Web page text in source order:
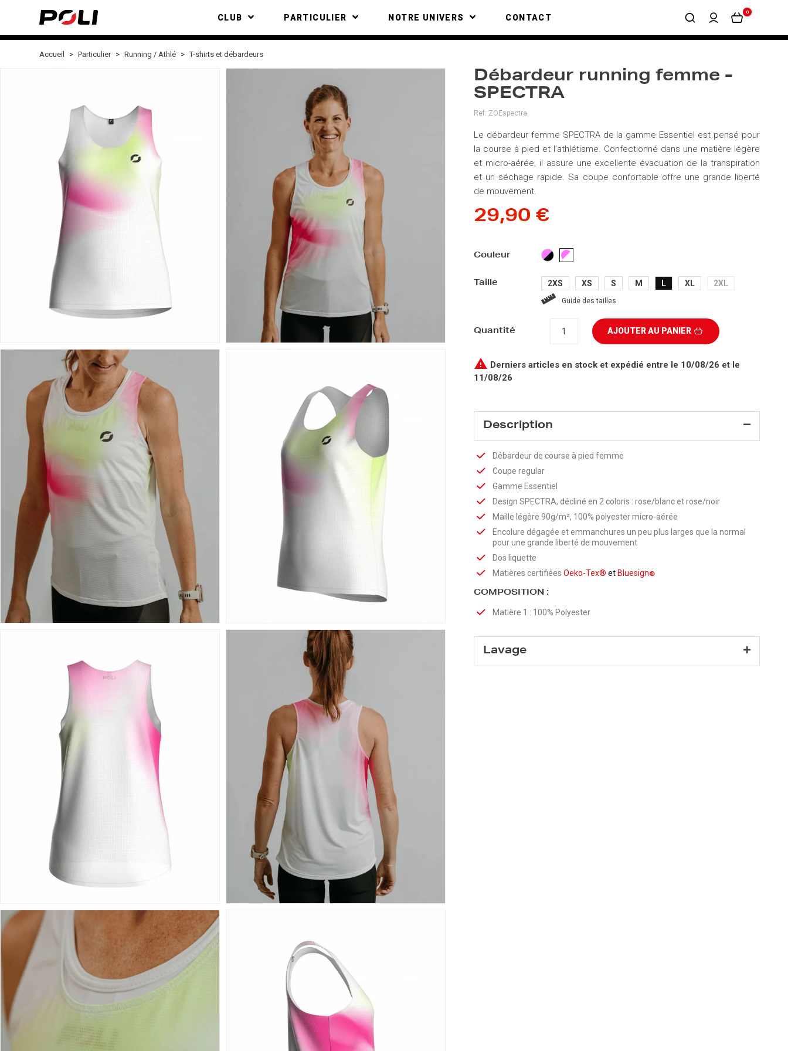
CLUB PARTICULIER NOTRE UNIVERS CONTACT
0
Accueil Particulier Running / Athlé T-shirts et débardeurs
Débardeur running femme -
SPECTRA
Ref: ZOEspectra
Le débardeur femme SPECTRA de la gamme Essentiel est pensé pour
la course à pied et l’athlétisme. Confectionné dans une matière légère
et micro-aérée, il assure une excellente évacuation de la transpiration
et un séchage rapide. Sa coupe confortable offre une grande liberté
de mouvement.
29,90 €
Couleur ROSE/NOIR
Taille 2XS XS S M L XL 2XL
Guide des tailles
Quantité AJOUTER AU PANIER
 Derniers articles en stock et expédié entre le 10/08/26 et le
11/08/26
Description
Débardeur de course à pied femme
Coupe regular
Gamme Essentiel
Design SPECTRA, décliné en 2 coloris : rose/blanc et rose/noir
Maille légère 90g/m², 100% polyester micro-aérée
Encolure dégagée et emmanchures un peu plus larges que la normal
pour une grande liberté de mouvement
Dos liquette
Matières certifiées Oeko-Tex® et Bluesign®
COMPOSITION :
Matière 1 : 100% Polyester
Lavage